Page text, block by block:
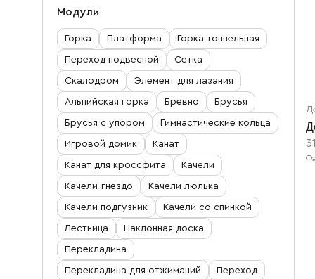
Канатные комплексы
Беседки, теневые навесы, веранды
Песочницы
Детские площадки для инвалидов
Резиновое покрытие для детской площадки
Ограждения для детских площадок
Качалки на пружине
Качели-балансиры
Интерактивные панели
Уличные музыкальные инструменты
Детские столики, скамейки
Техника
Встраиваемые батуты
Дорожные знаки
Арки для детских площадок
Арт-объекты
Уличные тренажеры
Полосы препятствий
Оборудование для игровых видов спорта
Зрительские трибуны
Ограждения для спортивных площадок
Резиновое покрытие для спортивной площадки
Перголы и парковые качели
Уличные вазоны
Ограждение для территории
Прочее
Модули
Горка Платформа Горка тоннельная
Переход подвесной Сетка
Скалодром Элемент для лазания
Альпийская горка Бревно Брусья
Брусья с упором Гимнастические кольца
Игровой домик Канат
Канат для кроссфита Качели
Качели-гнездо Качели люлька
Качели подгузник Качели со спинкой
Лестница Наклонная доска
Перекладина
Перекладина для отжиманий Переход